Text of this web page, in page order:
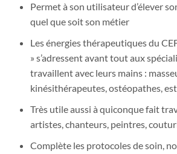
Permet à son utilisateur d’élever
quel que soit son métier
Les énergies thérapeutiques du
» s’adressent avant tout aux
travaillent avec leurs mains :
kinésithérapeutes, ostéopathes,
Très utile aussi à quiconque fait
artistes, chanteurs, peintres,
Complète les protocoles de soin,